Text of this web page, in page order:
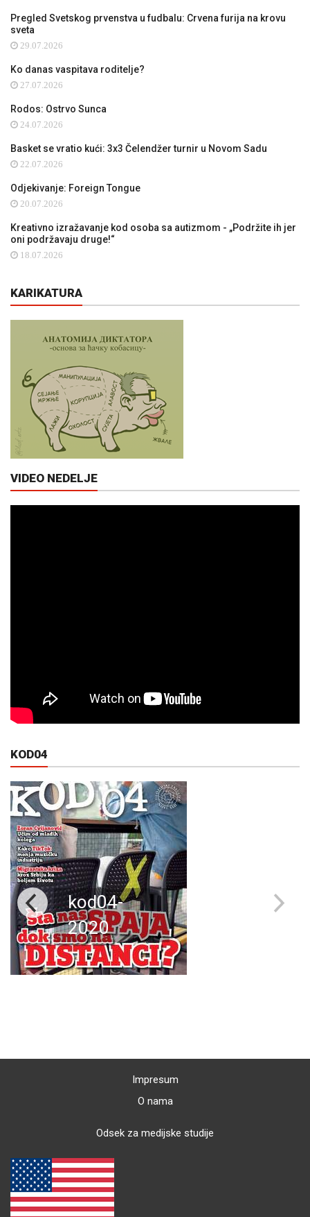
Pregled Svetskog prvenstva u fudbalu: Crvena furija na krovu
sveta
29.07.2026
Ko danas vaspitava roditelje?
27.07.2026
Rodos: Ostrvo Sunca
24.07.2026
Basket se vratio kući: 3x3 Čelendžer turnir u Novom Sadu
22.07.2026
Odjekivanje: Foreign Tongue
20.07.2026
Kreativno izražavanje kod osoba sa autizmom - „Podržite ih jer
oni podržavaju druge!“
18.07.2026
KARIKATURA
VIDEO NEDELJE
KOD04
kod04-
2020
Impresum
O nama
Odsek za medijske studije